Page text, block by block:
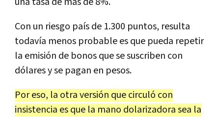
Con un riesgo país de 1.300 puntos, resulta
todavía menos probable es que pueda repetir
la emisión de bonos que se suscriben con
dólares y se pagan en pesos.
Por eso, la otra versión que circuló con
insistencia es que la mano dolarizadora sea la